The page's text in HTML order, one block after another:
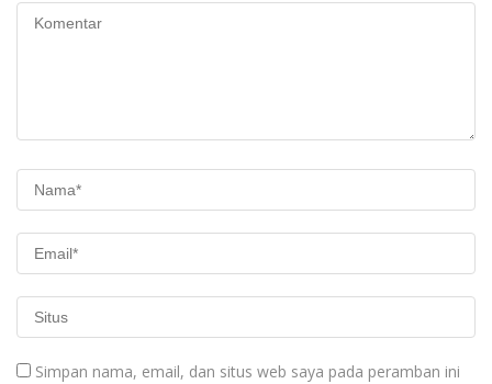
Simpan nama, email, dan situs web saya pada peramban ini